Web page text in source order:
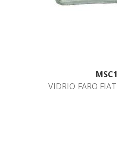
VIDRIO FARO